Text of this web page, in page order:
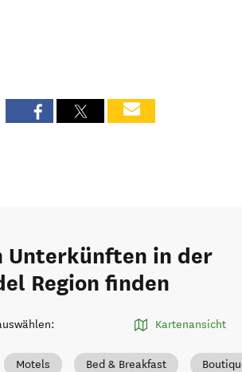
Unterkünften in der
Region finden
: Kartenansicht
Motels Bed & Breakfast